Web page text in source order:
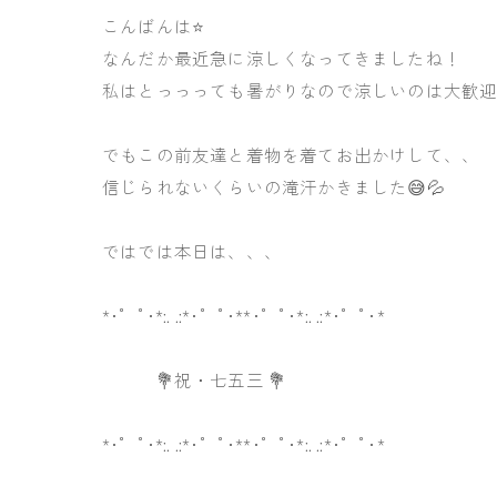
こんばんは⭐️
なんだか最近急に涼しくなってきましたね！
私はとっっっても暑がりなので涼しいのは大歓
でもこの前友達と着物を着てお出かけして、、
信じられないくらいの滝汗かきました😅💦
ではでは本日は、、、
*･゜ﾟ･*:. .:*･゜ﾟ･**･゜ﾟ･*:. .:*･゜ﾟ･*
💐祝・七五三 💐
*･゜ﾟ･*:. .:*･゜ﾟ･**･゜ﾟ･*:. .:*･゜ﾟ･*